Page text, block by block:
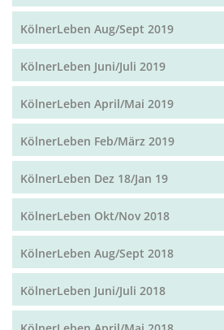
KölnerLeben Aug/Sept 2019
KölnerLeben Juni/Juli 2019
KölnerLeben April/Mai 2019
KölnerLeben Feb/März 2019
KölnerLeben Dez 18/Jan 19
KölnerLeben Okt/Nov 2018
KölnerLeben Aug/Sept 2018
KölnerLeben Juni/Juli 2018